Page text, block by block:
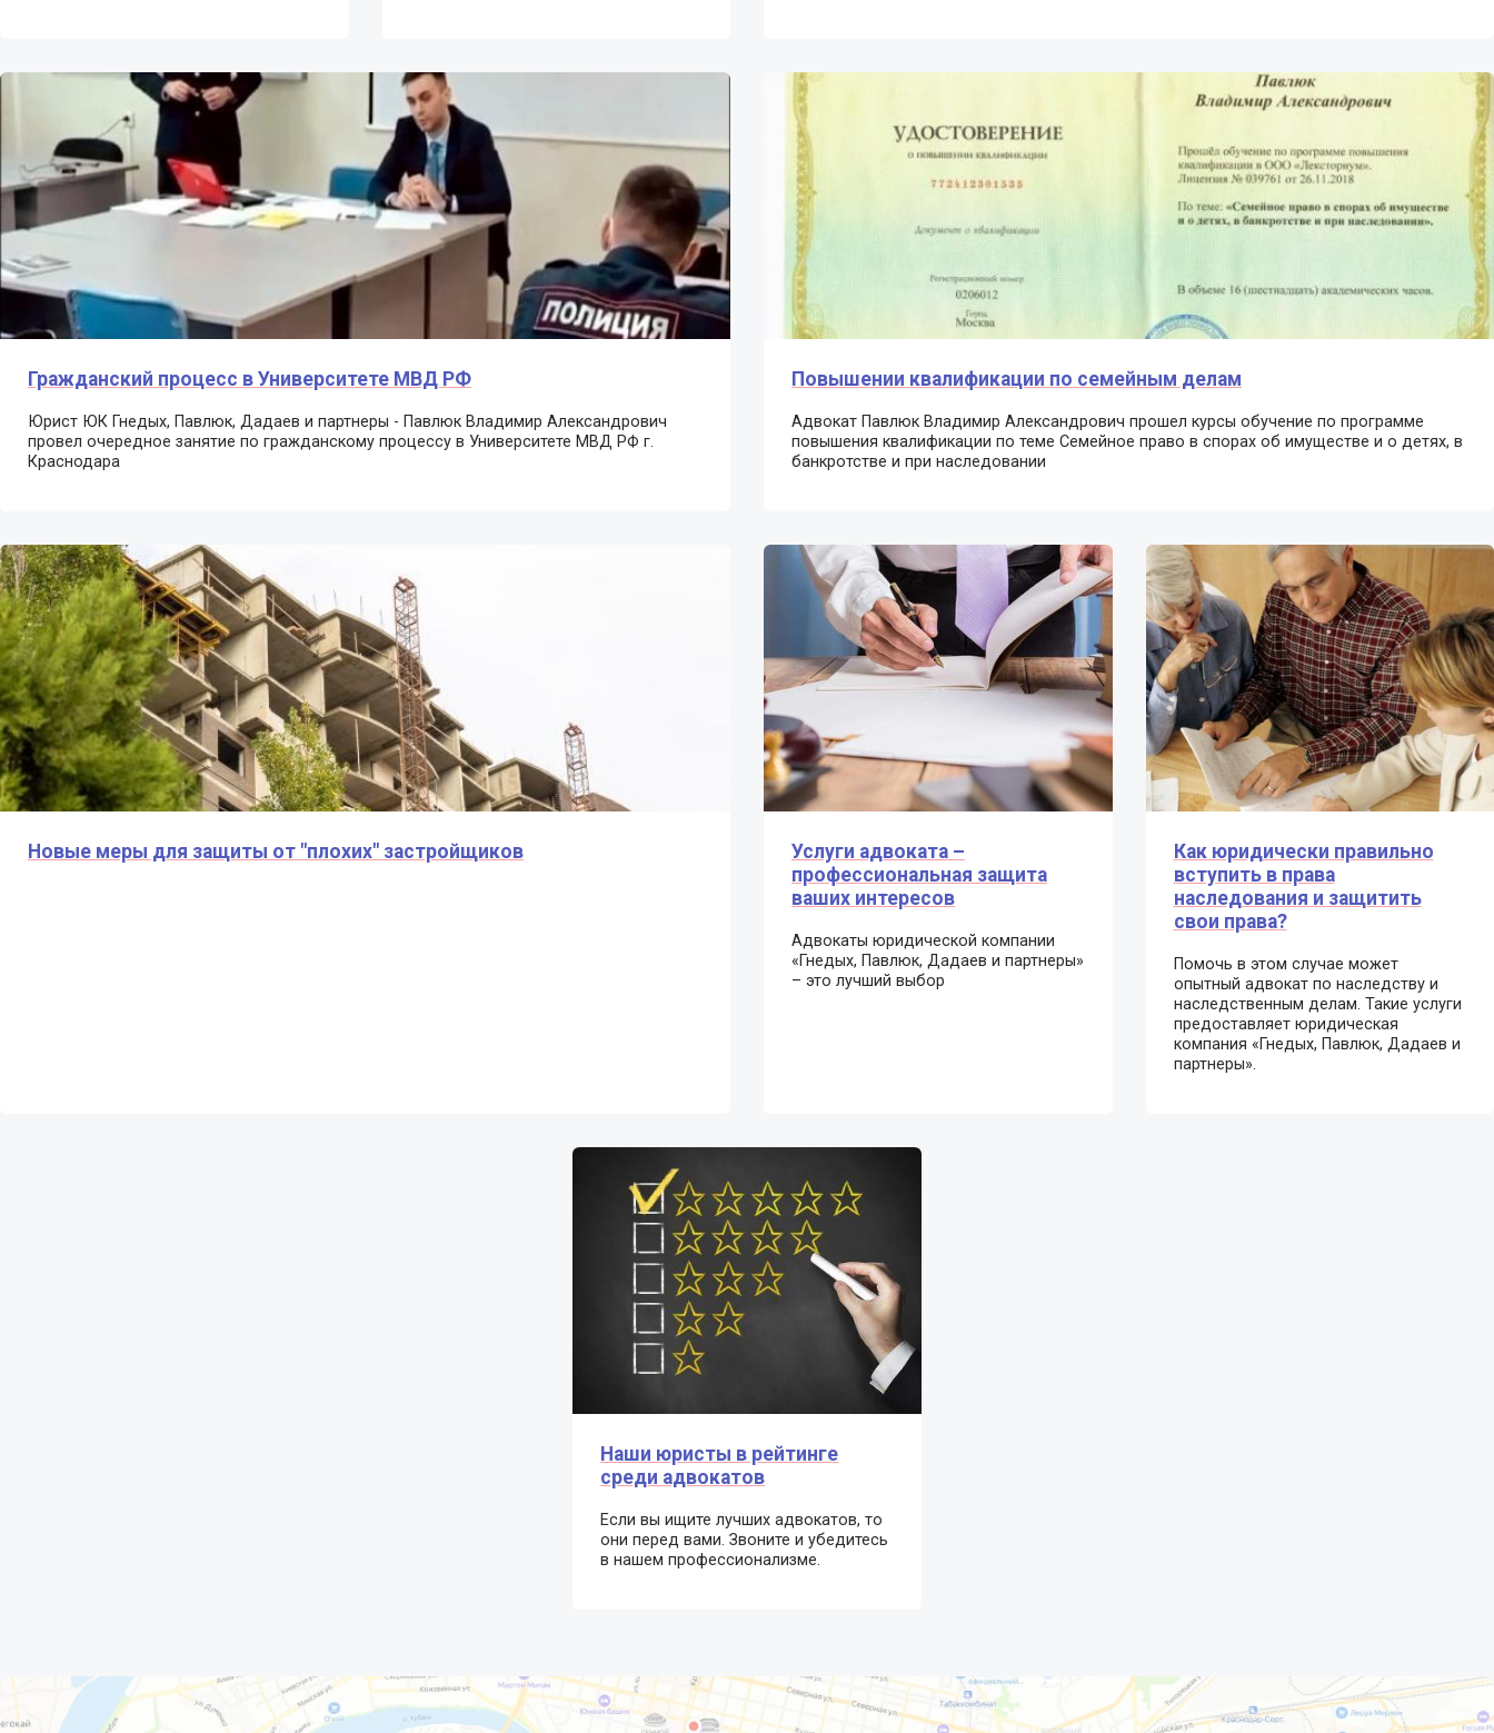
Гражданский процесс в Университете МВД РФ
Юрист ЮК Гнедых, Павлюк, Дадаев и партнеры - Павлюк Владимир Александрович
провел очередное занятие по гражданскому процессу в Университете МВД РФ г.
Краснодара
Повышении квалификации по семейным делам
Адвокат Павлюк Владимир Александрович прошел курсы обучение по программе
повышения квалификации по теме Семейное право в спорах об имуществе и о детях, в
банкротстве и при наследовании
Новые меры для защиты от "плохих" застройщиков
Услуги адвоката –
профессиональная защита
ваших интересов
Адвокаты юридической компании
«Гнедых, Павлюк, Дадаев и партнеры»
– это лучший выбор
Как юридически правильно
вступить в права
наследования и защитить
свои права?
Помочь в этом случае может
опытный адвокат по наследству и
наследственным делам. Такие услуги
предоставляет юридическая
компания «Гнедых, Павлюк, Дадаев и
партнеры».
Наши юристы в рейтинге
среди адвокатов
Если вы ищите лучших адвокатов, то
они перед вами. Звоните и убедитесь
в нашем профессионализме.